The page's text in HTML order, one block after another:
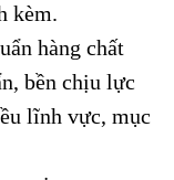
kèm.
hàng chất
bền chịu lực
lĩnh vực, mục